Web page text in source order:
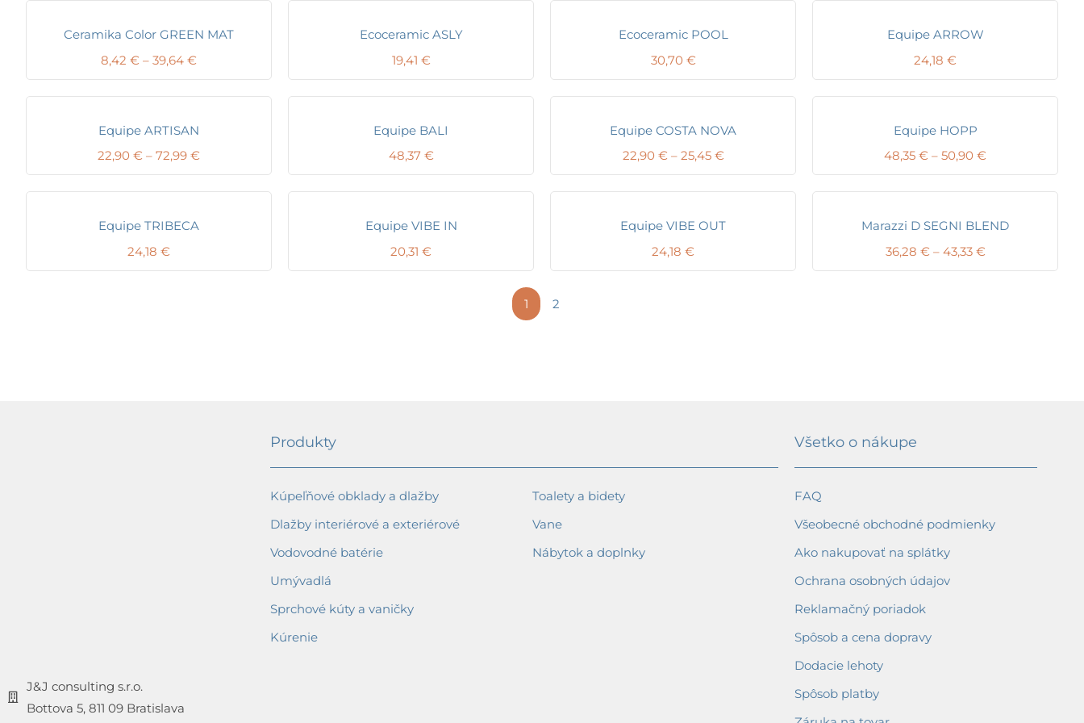
Ceramika Color GREEN MAT
8,42 € – 39,64 €
range:
8,42 €
39,64 €
Ecoceramic ASLY
19,41 €
Ecoceramic POOL
30,70 €
Equipe ARROW
24,18 €
Equipe ARTISAN
22,90 € – 72,99 €
range:
22,90 €
Equipe BALI
48,37 €
Equipe COSTA NOVA
22,90 € – 25,45 €Price
range:
22,90 €
25,45 €
Equipe HOPP
48,35 € – 50,90 €
range:
48,35 €
50,90 €
Equipe TRIBECA
24,18 €
Equipe VIBE IN
20,31 €
Equipe VIBE OUT
24,18 €
Marazzi D SEGNI BLEND
36,28 € – 43,33 €Price
range:
1 2
J&J consulting s.r.o.
Bottova 5, 811 09 Bratislava
Produkty
Kúpeľňové obklady a dlažby
Dlažby interiérové a exteriérové
Vodovodné batérie
Umývadlá
Sprchové kúty a vaničky
Kúrenie
Toalety a bidety
Vane
Nábytok a doplnky
Všetko o nákupe
FAQ
Všeobecné obchodné podmienky
Ako nakupovať na splátky
Ochrana osobných údajov
Reklamačný poriadok
Spôsob a cena dopravy
Dodacie lehoty
Spôsob platby